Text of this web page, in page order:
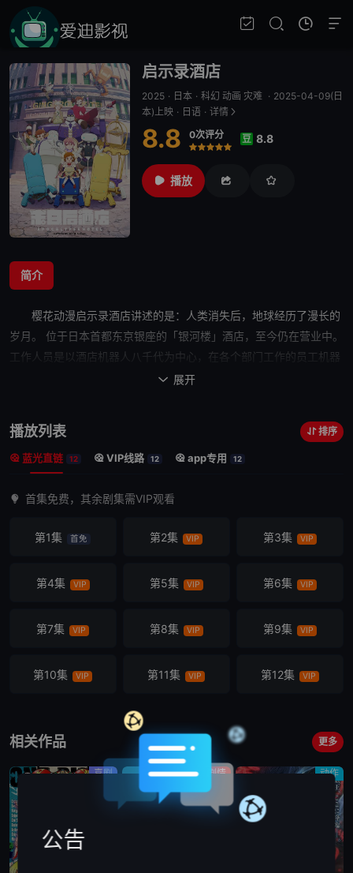
启示录酒店
2025 · 日本 · 科幻 动画 灾难 · 2025-04-09(日
本)上映 · 日语 · 详情
8.8 0次评分
很差
较差
还行推荐力荐
豆 8.8
播放
简介
樱花动漫启示录酒店讲述的是：人类消失后，地球经历了漫长的
岁月。 位于日本首都东京银座的「银河楼」酒店，至今仍在营业中。
工作人员是以酒店机器人八千代为中心，在各个部门工作的员工机器
人们。它们一边等待老板的归来和再次迎接人类的时刻，一边在没有
 展开
播放列表 排序
蓝光直链 12 VIP线路 12 app专用 12
首集免费，其余剧集需VIP观看
第1集 首免 第2集 VIP 第3集 VIP
第4集 VIP 第5集 VIP 第6集 VIP
第7集 VIP 第8集 VIP 第9集 VIP
第10集 VIP 第11集 VIP 第12集 VIP
相关作品 更多
喜剧 剧情 动作
公告